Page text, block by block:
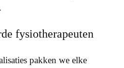
fysiotherapeuten
pakken we elke